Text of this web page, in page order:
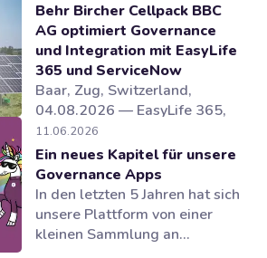
Behr Bircher Cellpack BBC
AG optimiert Governance
und Integration mit EasyLife
365 und ServiceNow
Baar, Zug, Switzerland,
04.08.2026 — EasyLife 365,
Anbieter von Lösungen für
Microsoft 365 Governance und
und Lebenszyklusmanagement
in Microsoft 365, hat
gemeinsam mit dem Partner
novoSYS die Behr Bircher
11.06.2026
Ein neues Kapitel für unsere
Governance Apps
In den letzten 5 Jahren hat sich
unsere Plattform von einer
kleinen Sammlung an